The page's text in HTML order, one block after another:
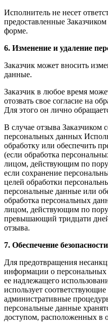
Исполнитель не несет
предоставленные
форме.
6. Изменение и удаление
Заказчик может вносить
данные.
Заказчик в любое время
отозвать свое согласие на
Для этого он лично
В случае отзыва Заказчиком
персональных данных
обработку или обеспечить
(если обработка
лицом, действующим по
если сохранение
целей обработки
персональные данные или
обработка персональных
лицом, действующим по
превышающий тридцати
отзыва.
7. Обеспечение
Для предотвращения
информации о персональных
ее надлежащего
использует
административные
персональные данные
доступом, расположенных в